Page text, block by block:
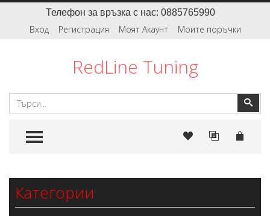
Телефон за връзка с нас: 0885765990
Вход Регистрация Моят Акаунт Моите поръчки
RedLine Tuning
TOGGLE MENU
Категории